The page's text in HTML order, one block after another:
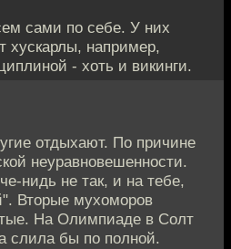
сами по себе. У них
хускарлы, например,
- хоть и викинги.
отдыхают. По причине
неуравновешенности.
нидь не так, и на тебе,
Вторые мухоморов
На Олимпиаде в Солт
слила бы по полной.